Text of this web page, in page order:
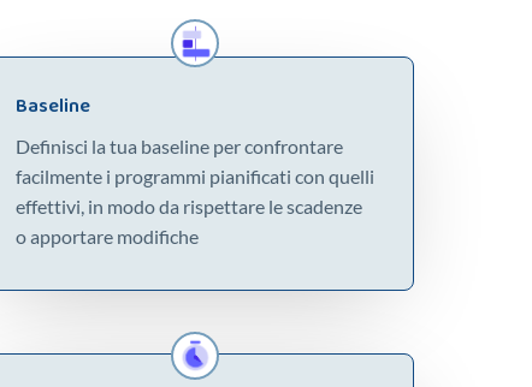
Baseline​
Definisci la tua baseline per confrontare
facilmente i programmi pianificati con quelli
effettivi, in modo da rispettare le scadenze
o apportare modifiche